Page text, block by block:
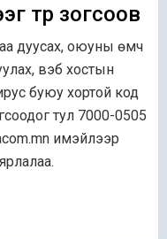
түр зогсоов
дуусах, оюуны өмч
вэб хостын
буюу хортой код
тул 7000-0505
имэйлээр